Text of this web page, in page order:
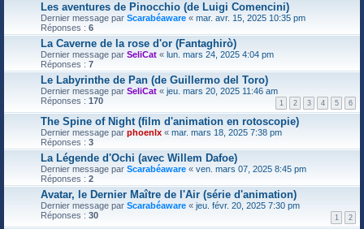
Les aventures de Pinocchio (de Luigi Comencini)
Dernier message par Scarabéaware « mar. avr. 15, 2025 10:35 pm
Réponses : 6
La Caverne de la rose d'or (Fantaghirò)
Dernier message par SeliCat « lun. mars 24, 2025 4:04 pm
Réponses : 7
Le Labyrinthe de Pan (de Guillermo del Toro)
Dernier message par SeliCat « jeu. mars 20, 2025 11:46 am
Réponses : 170 1 2 3 4 5 6
The Spine of Night (film d'animation en rotoscopie)
Dernier message par phoenlx « mar. mars 18, 2025 7:38 pm
Réponses : 3
La Légende d'Ochi (avec Willem Dafoe)
Dernier message par Scarabéaware « ven. mars 07, 2025 8:45 pm
Réponses : 2
Avatar, le Dernier Maître de l'Air (série d'animation)
Dernier message par Scarabéaware « jeu. févr. 20, 2025 7:30 pm
Réponses : 30 1 2